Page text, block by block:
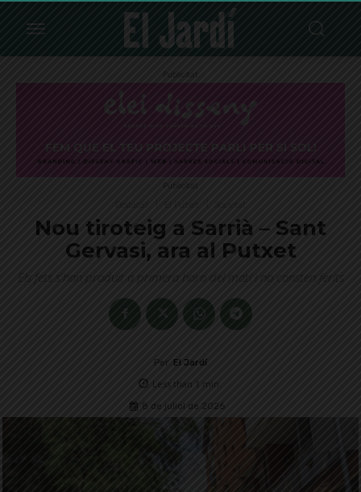
Publicitat
Publicitat
Nou tiroteig a Sarrià – Sant
Gervasi, ara al Putxet
Els fets s'han produït a primera hora del matí i no consten ferits
Per El Jardí
Less than 1 min.
8 de juliol de 2026